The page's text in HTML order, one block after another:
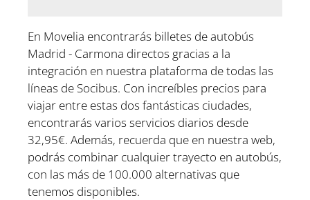
En Movelia encontrarás billetes de autobús
Madrid - Carmona directos gracias a la
integración en nuestra plataforma de todas las
líneas de Socibus. Con increíbles precios para
viajar entre estas dos fantásticas ciudades,
encontrarás varios servicios diarios desde
32,95€. Además, recuerda que en nuestra web,
podrás combinar cualquier trayecto en autobús,
con las más de 100.000 alternativas que
tenemos disponibles.